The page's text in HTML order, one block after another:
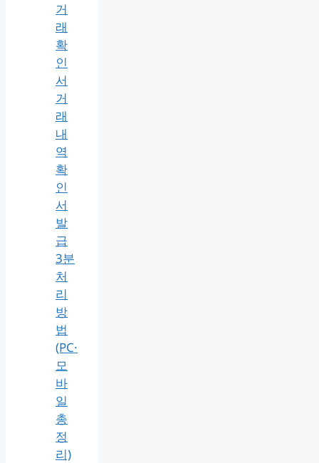
거
래
확
인
서
거
래
내
역
확
인
서
발
급
3분
처
리
방
법
(PC·
모
바
일
총
정
리)